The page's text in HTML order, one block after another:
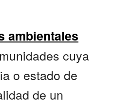
ambientales
cuya
o estado de
de un